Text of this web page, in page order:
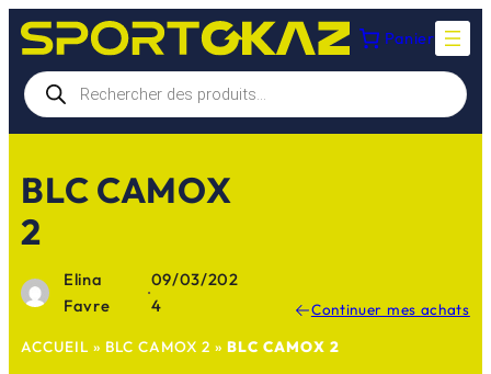
Aller
au
contenu
Panier
Recherche
de
produits
BLC CAMOX
2
Elina
Favre
·
09/03/202
4
Continuer mes achats
ACCUEIL » BLC CAMOX 2 » BLC CAMOX 2